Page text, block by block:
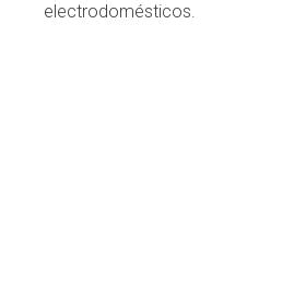
electrodomésticos.